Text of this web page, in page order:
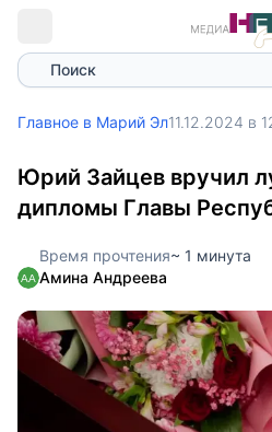
Поиск
Главное в Марий Эл11.12.2024 в
Юрий Зайцев вручил
дипломы Главы
Время прочтения~ 1 минута
Амина Андреева